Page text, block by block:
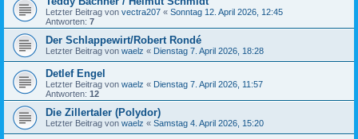
Letzter Beitrag von vectra207 « Sonntag 12. April 2026, 12:45
Antworten: 7
Der Schlappewirt/Robert Rondé
Letzter Beitrag von waelz « Dienstag 7. April 2026, 18:28
Detlef Engel
Letzter Beitrag von waelz « Dienstag 7. April 2026, 11:57
Antworten: 12
Die Zillertaler (Polydor)
Letzter Beitrag von waelz « Samstag 4. April 2026, 15:20